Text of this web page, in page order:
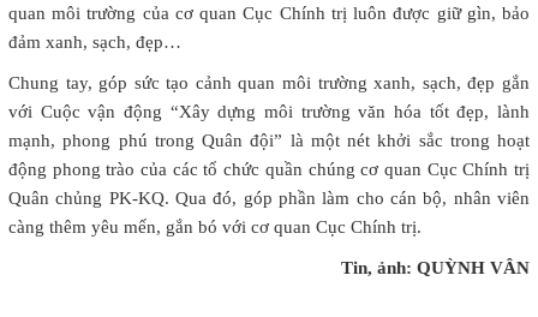
quan môi trường của cơ quan Cục Chính trị luôn được giữ gìn, bảo
đảm xanh, sạch, đẹp…
Chung tay, góp sức tạo cảnh quan môi trường xanh, sạch, đẹp gắn
với Cuộc vận động “Xây dựng môi trường văn hóa tốt đẹp, lành
mạnh, phong phú trong Quân đội” là một nét khởi sắc trong hoạt
động phong trào của các tổ chức quần chúng cơ quan Cục Chính trị
Quân chủng PK-KQ. Qua đó, góp phần làm cho cán bộ, nhân viên
càng thêm yêu mến, gắn bó với cơ quan Cục Chính trị.
Tin, ảnh: QUỲNH VÂN